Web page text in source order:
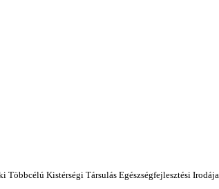
Többcélú Kistérségi Társulás Egészségfejlesztési Irodája